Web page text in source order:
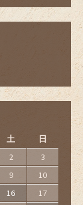
土 日
2
3
9
10
16
17